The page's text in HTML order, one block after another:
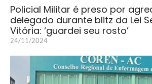
Policial Militar é preso por
delegado durante blitz da Lei
Vitória: ‘guardei seu rosto’
24/11/2024